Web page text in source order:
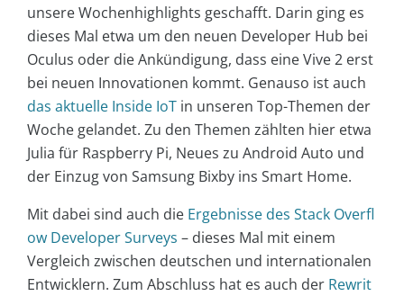
unsere Wochenhighlights geschafft. Darin ging es
dieses Mal etwa um den neuen Developer Hub bei
Oculus oder die Ankündigung, dass eine Vive 2 erst
bei neuen Innovationen kommt. Genauso ist auch
das aktuelle Inside IoT in unseren Top-Themen der
Woche gelandet. Zu den Themen zählten hier etwa
Julia für Raspberry Pi, Neues zu Android Auto und
der Einzug von Samsung Bixby ins Smart Home.
Mit dabei sind auch die Ergebnisse des Stack Overfl
ow Developer Surveys – dieses Mal mit einem
Vergleich zwischen deutschen und internationalen
Entwicklern. Zum Abschluss hat es auch der Rewrit